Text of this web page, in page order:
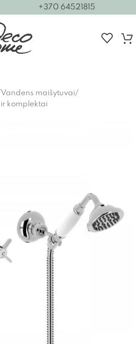
+370 64521815
Vandens maišytuvai/
komplektai